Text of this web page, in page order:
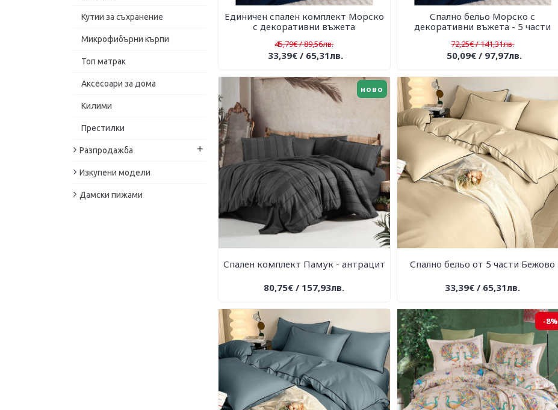
Кутии за съхранение
Микрофибърни кърпи
Топ матрак
Аксесоари за дома
Килими
Престилки
Разпродажба +
Изкупени модели
Дамски пижами
Единичен спален комплект Морско
с декоративни въжета
45,79€ / 89,56лв.
33,39€ / 65,31лв.
Спално бельо Морско с
декоративни въжета - 5 части
72,25€ / 141,31лв.
50,09€ / 97,97лв.
ново
Спален комплект Памук - антрацит
80,75€ / 157,93лв.
Спално бельо от 5 части Бежово
33,39€ / 65,31лв.
-8%